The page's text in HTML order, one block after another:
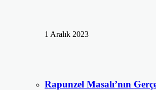
1 Aralık 2023
Rapunzel Masalı’nın